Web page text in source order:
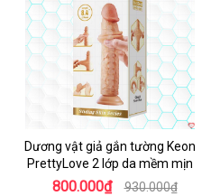
Dương vật giả gắn tường Keon
PrettyLove 2 lớp da mềm mịn
800.000₫ 930.000₫